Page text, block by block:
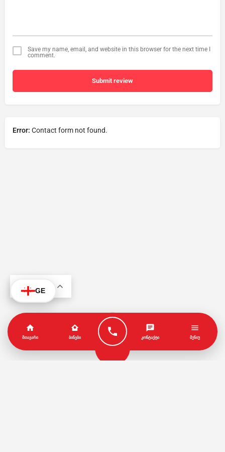
Save my name, email, and website in this browser for the next time I
comment.
Submit review
Error: Contact form not found.
GE
ᲛᲗᲐᲕᲐᲠᲘ ᲑᲘᲜᲔᲑᲘ ᲙᲝᲜᲢᲐᲥᲢᲘ ᲛᲔᲜᲘᲣ
KA